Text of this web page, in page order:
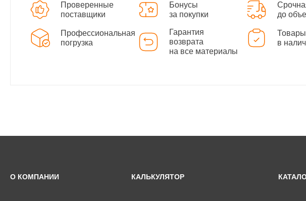
Проверенные
поставщики
Бонусы
за покупки
до
Профессиональная
погрузка
Гарантия
возврата
на все материалы
Товары
в
О КОМПАНИИ КАЛЬКУЛЯТОР